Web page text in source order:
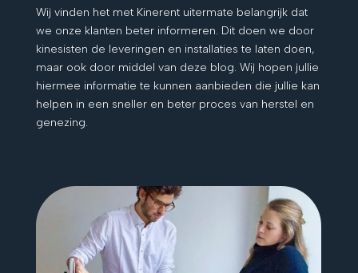
Wij vinden het met Kinerent uitermate belangrijk dat
we onze klanten beter informeren. Dit doen we door
kinesisten de leveringen en installaties te laten doen,
maar ook door middel van deze blog. Wij hopen jullie
hiermee informatie te kunnen aanbieden die jullie kan
helpen in een sneller en beter proces van herstel en
genezing.